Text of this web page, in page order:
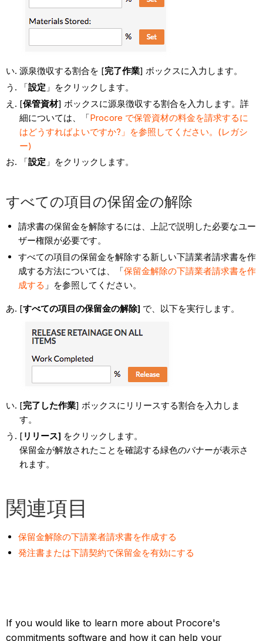
源泉徴収する割合を [完了作業] ボックスに入力します。
「設定 」をクリックします。
[保管資材] ボックスに源泉徴収する割合を入力します。詳
細については、「Procore で保管資材の料金を請求するに
はどうすればよいですか?」を参照してください。(レガシ
ー)
「設定 」をクリックします。
すべての項目の保留金の解除
請求書の保留金を解除するには、上記で説明した必要なユー
ザー権限が必要です。
すべての項目の保留金を解除する新しい下請業者請求書を作
成する方法については、「保留金解除の下請業者請求書を作
成する 」を参照してください。
[すべての項目の保留金の解除] で、以下を実行します。
[完了した作業] ボックスにリリースする割合を入力しま
す。
[ リリース] をクリックします。
保留金が解放されたことを確認する緑色のバナーが表示さ
れます。
関連項目
保留金解除の下請業者請求書を作成する
発注書または下請契約で保留金を有効にする
If you would like to learn more about Procore's
commitments software and how it can help your